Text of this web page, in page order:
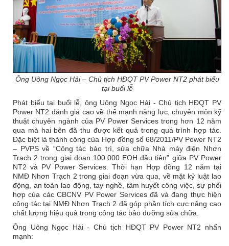
Ông Uông Ngọc Hải – Chủ tịch HĐQT PV Power NT2 phát biểu
tại buổi lễ
Phát biểu tại buổi lễ, ông Uông Ngọc Hải - Chủ tịch HĐQT PV
Power NT2 đánh giá cao về thế mạnh năng lực, chuyên môn kỹ
thuật chuyên ngành của PV Power Services trong hơn 12 năm
qua mà hai bên đã thu được kết quả trong quá trình hợp tác.
Đặc biệt là thành công của Hợp đồng số 68/2011/PV Power NT2
– PVPS về “Công tác bảo trì, sửa chữa Nhà máy điện Nhơn
Trạch 2 trong giai đoạn 100.000 EOH đầu tiên” giữa PV Power
NT2 và PV Power Services. Thời hạn Hợp đồng 12 năm tại
NMĐ Nhơn Trạch 2 trong giai đoạn vừa qua, về mặt kỷ luật lao
động, an toàn lao động, tay nghề, tâm huyết công việc, sự phối
hợp của các CBCNV PV Power Services đã và đang thực hiện
công tác tại NMĐ Nhơn Trạch 2 đã góp phần tích cực nâng cao
chất lượng hiệu quả trong công tác bảo dưỡng sửa chữa.
Ông Uông Ngọc Hải - Chủ tịch HĐQT PV Power NT2 nhấn
mạnh: